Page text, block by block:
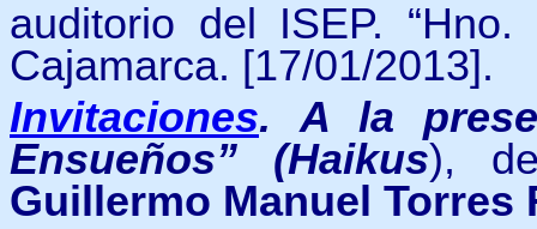
auditorio del ISEP.
Cajamarca. [17/01/2013].
Invitaciones. A la
Ensueños” (Haikus),
Guillermo Manuel Torres